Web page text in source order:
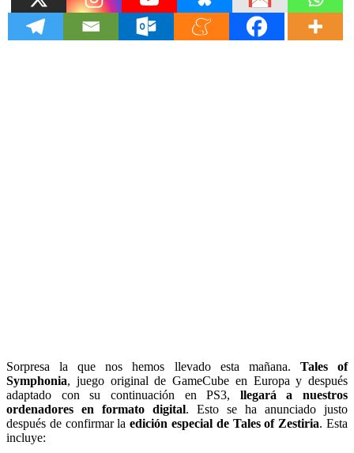
Sorpresa la que nos hemos llevado esta mañana. Tales of
Symphonia, juego original de GameCube en Europa y después
adaptado con su continuación en PS3, llegará a nuestros
ordenadores en formato digital. Esto se ha anunciado justo
después de confirmar laedición especial de Tales of Zestiria. Esta
incluye: